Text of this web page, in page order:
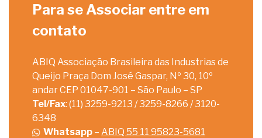
Para se Associar entre em
contato
ABIQ Associação Brasileira das Industrias de
Queijo Praça Dom José Gaspar, Nº 30, 10º
andar CEP 01047-901 – São Paulo – SP
Tel/Fax: (11) 3259-9213 / 3259-8266 / 3120-
6348
Whatsapp – ABIQ 55 11 95823-5681